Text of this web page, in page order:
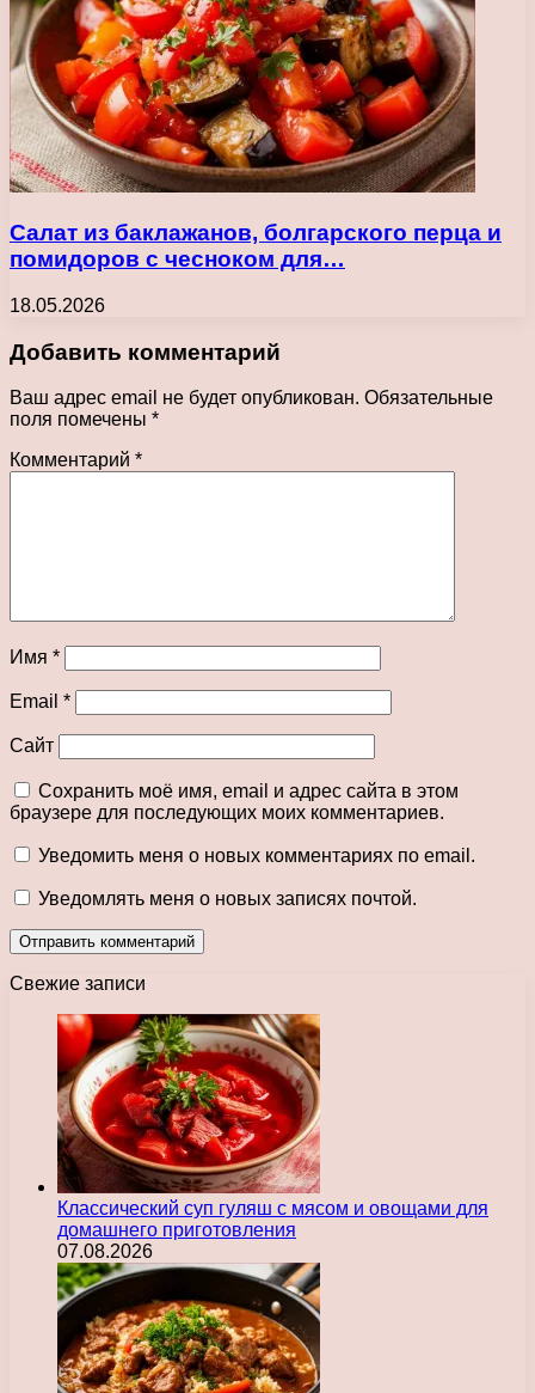
Салат из баклажанов, болгарского перца и
помидоров с чесноком для…
18.05.2026
Добавить комментарий
Ваш адрес email не будет опубликован. Обязательные
поля помечены *
Комментарий *
Имя *
Email *
Сайт
Сохранить моё имя, email и адрес сайта в этом
браузере для последующих моих комментариев.
Уведомить меня о новых комментариях по email.
Уведомлять меня о новых записях почтой.
Свежие записи
Классический суп гуляш с мясом и овощами для
домашнего приготовления
07.08.2026